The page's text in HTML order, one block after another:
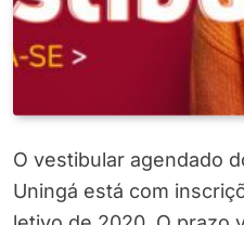
O vestibular agendado
Uningá está com